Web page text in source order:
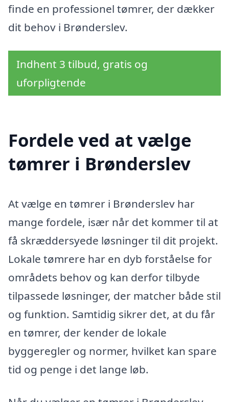
finde en professionel tømrer, der dækker
dit behov i Brønderslev.
Indhent 3 tilbud, gratis og
uforpligtende
Fordele ved at vælge
tømrer i Brønderslev
At vælge en tømrer i Brønderslev har
mange fordele, især når det kommer til at
få skræddersyede løsninger til dit projekt.
Lokale tømrere har en dyb forståelse for
områdets behov og kan derfor tilbyde
tilpassede løsninger, der matcher både stil
og funktion. Samtidig sikrer det, at du får
en tømrer, der kender de lokale
byggeregler og normer, hvilket kan spare
tid og penge i det lange løb.